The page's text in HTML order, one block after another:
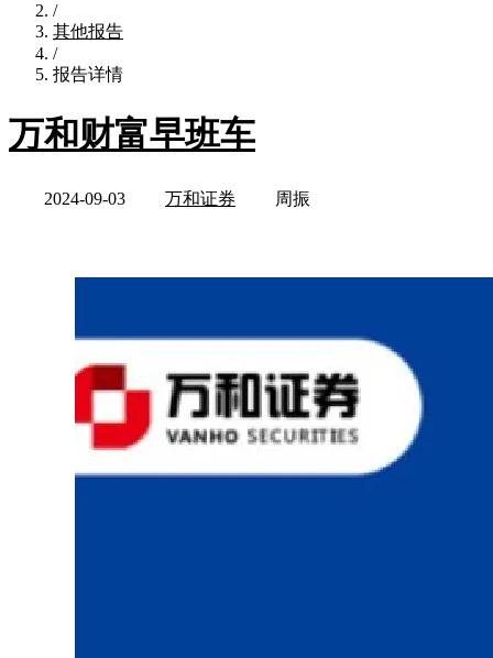
/
其他报告
/
报告详情
万和财富早班车
2024-09-03 万和证券 周振